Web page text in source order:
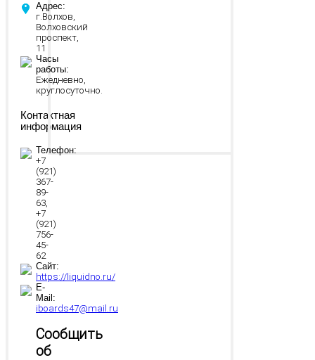
Адрес:
г.Волхов,
Волховский
проспект,
11
Часы
работы:
Ежедневно,
круглосуточно.
Контактная
информация
Телефон:
+7
(921)
367-
89-
63,
+7
(921)
756-
45-
62
Сайт:
https://liquidno.ru/
E-
Mail:
iboards47@mail.ru
Сообщить
об